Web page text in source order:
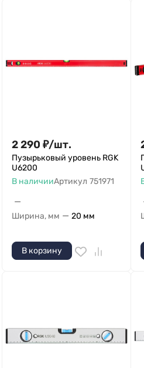
2 290 ₽/шт.
Пузырьковый уровень RGK
U6200
В наличииАртикул 751971
—
Ширина, мм — 20 мм
В корзину